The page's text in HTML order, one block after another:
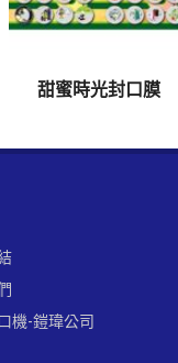
甜蜜時光封口膜
機-鎧瑋公司